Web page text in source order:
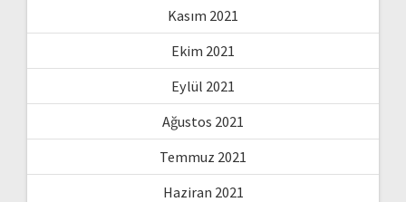
Kasım 2021
Ekim 2021
Eylül 2021
Ağustos 2021
Temmuz 2021
Haziran 2021